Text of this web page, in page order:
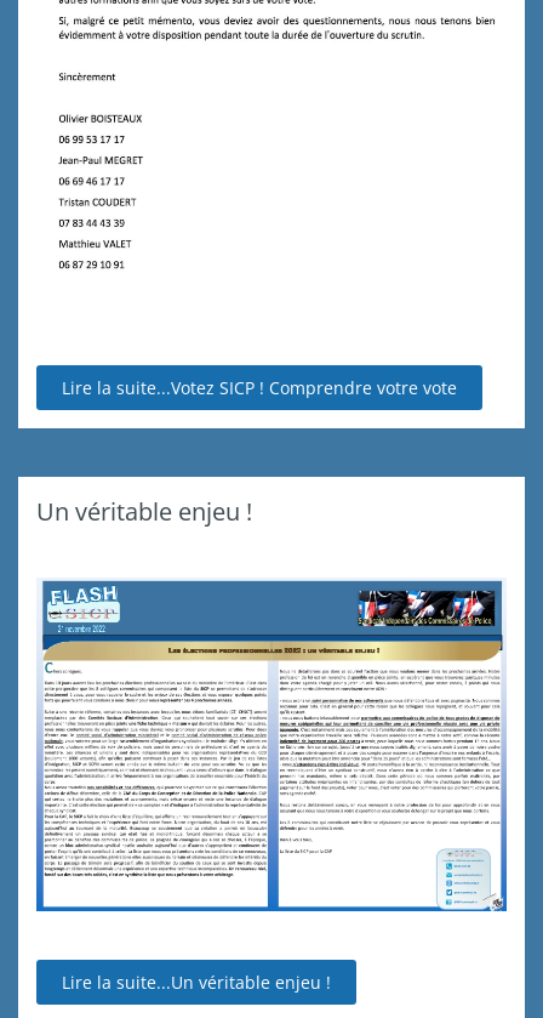
Lire la suite...Votez SICP ! Comprendre votre vote
Un véritable enjeu !
Lire la suite...Un véritable enjeu !